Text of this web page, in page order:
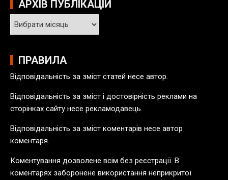
АРХІВ ПУБЛІКАЦІЙ
А
р
і
п
у
б
і
к
ПРАВИЛА
Відповідальність за зміст статей несе автор.
Відповідальність за зміст і достовірність реклами на
сторінках сайту несе рекламодавець.
Відповідальність за зміст коментарів несе автор
коментаря.
Коментування дозволене всім без реєстрації. В
коментарях заборонене використання неприкритої